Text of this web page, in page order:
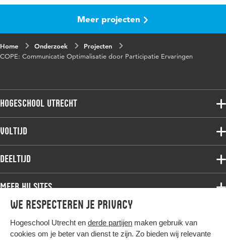
We respecteren je privacy
Hogeschool Utrecht en derde partijen maken gebruik van
cookies om je beter van dienst te zijn. Zo bieden wij relevante
Meer projecten
Home Onderzoek
Projecten
COPE: Communicatie Optimalisatie door Participatie Ervaringen
Hogeschool Utrecht
Voltijdopleidingen
Deeltijdopleidingen
Onderzoek
Werken bij de HU
Contact
Voltijd
Associate degree
Bachelor
Master
Studiekeuze voltijd
Deeltijd
Associate degree
Bachelor
Master
Meer HU sites
HU International
HU Bibliotheek
Hier komt alles samen